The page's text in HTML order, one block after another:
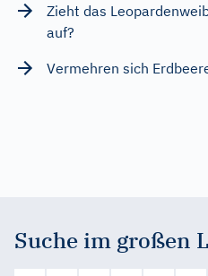
Zieht das
auf?
Vermehren sich
Suche im großen